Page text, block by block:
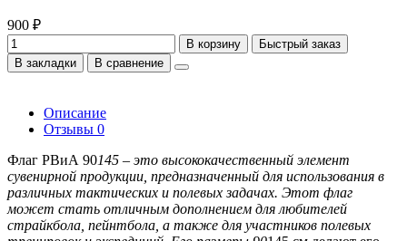
900 ₽
В корзину
Быстрый заказ
В закладки
В сравнение
Описание
Отзывы 0
Флаг РВиА 90145 – это высококачественный элемент
сувенирной продукции, предназначенный для использования в
различных тактических и полевых задачах. Этот флаг
может стать отличным дополнением для любителей
страйкбола, пейнтбола, а также для участников полевых